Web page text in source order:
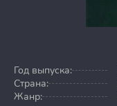
Год выпуска:
Страна:
Жанр: